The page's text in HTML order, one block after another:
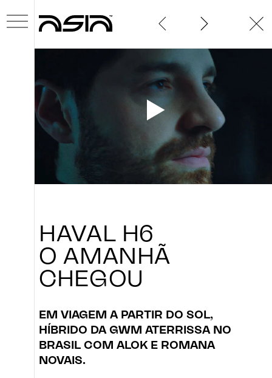
SOBRE
NOVIDADES
LOJA
HAVAL H6
O AMANHÃ
CHEGOU
EM VIAGEM A PARTIR DO SOL,
HÍBRIDO DA GWM ATERRISSA NO
BRASIL COM ALOK E ROMANA
NOVAIS.